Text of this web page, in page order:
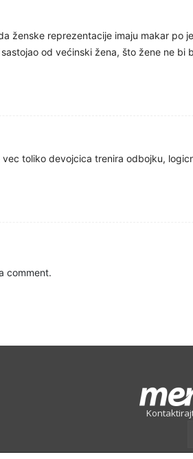
ženske reprezentacije imaju makar po
od većinski žena, što žene ne bi
toliko devojcica trenira odbojku,
comment.